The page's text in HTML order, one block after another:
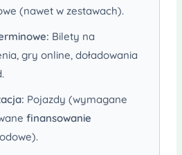
(nawet w zestawach).
Bilety na
gry online, doładowania
Pojazdy (wymagane
finansowanie